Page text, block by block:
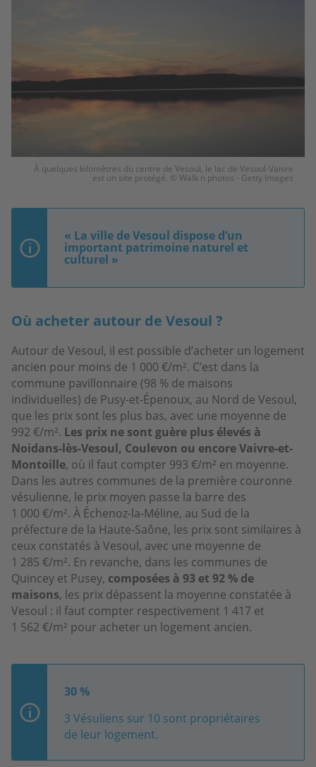
À quelques kilomètres du centre de Vesoul, le lac de Vesoul-Vaivre
est un site protégé. © Walk n photos - Getty Images
« La ville de Vesoul dispose d’un
important patrimoine naturel et
culturel »
Où acheter autour de Vesoul ?
Autour de Vesoul, il est possible d’acheter un logement
ancien pour moins de 1 000 €/m². C’est dans la
commune pavillonnaire (98 % de maisons
individuelles) de Pusy-et-Épenoux, au Nord de Vesoul,
que les prix sont les plus bas, avec une moyenne de
992 €/m². Les prix ne sont guère plus élevés à
Noidans-lès-Vesoul, Coulevon ou encore Vaivre-et-
Montoille, où il faut compter 993 €/m² en moyenne.
Dans les autres communes de la première couronne
vésulienne, le prix moyen passe la barre des
1 000 €/m². À Échenoz-la-Méline, au Sud de la
préfecture de la Haute-Saône, les prix sont similaires à
ceux constatés à Vesoul, avec une moyenne de
1 285 €/m². En revanche, dans les communes de
Quincey et Pusey, composées à 93 et 92 % de
maisons, les prix dépassent la moyenne constatée à
Vesoul : il faut compter respectivement 1 417 et
1 562 €/m² pour acheter un logement ancien.
30 %
3 Vésuliens sur 10 sont propriétaires
de leur logement.